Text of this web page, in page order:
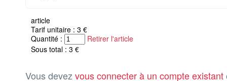
article
Tarif unitaire : 3 €
Quantité :
Retirer l'article
Sous total : 3 €
Vous devez vous connecter à un compte existant